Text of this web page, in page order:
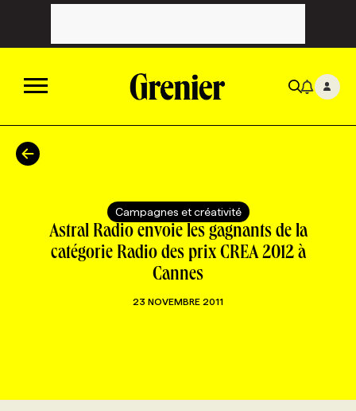
ACTUALITÉS
CATÉGORIES
TOUTES LES CATÉGORIES
CAMPAGNES ET CRÉATIVITÉ
NOUVEAUX MANDATS
CHRONIQUES
TOUTES LES CHRONIQUES
MARKETING ET COMMUNICATION
FORFAITS ABONNEMENT
VOIR TOUTES LES PARUTIONS
INFOLETTRES
INFOLETTRE EN BREF
BULLETIN RECRUTEMENT
AFFICHEZ UN POSTE / TARIFS
CANDIDAT
NOS CONFÉRENCES
FORMATIONS
Campagnes et créativité
Astral Radio envoie les gagnants de la
catégorie Radio des prix CREA 2012 à
Cannes
23 NOVEMBRE 2011